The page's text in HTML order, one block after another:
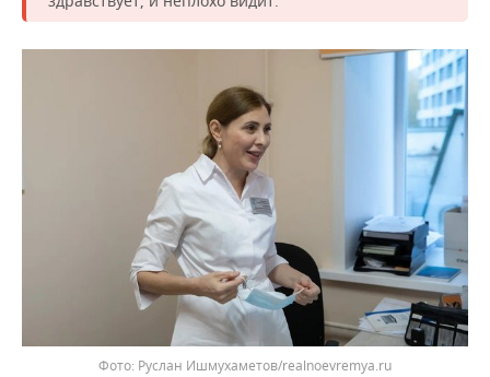
Фото: Руслан Ишмухаметов/realnoevremya.ru